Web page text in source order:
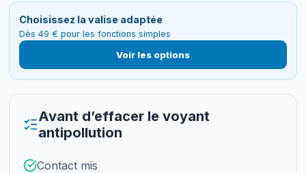
Choisissez la valise adaptée
Dès 49 € pour les fonctions simples
Voir les options
Avant d’effacer le voyant
antipollution
Contact mis